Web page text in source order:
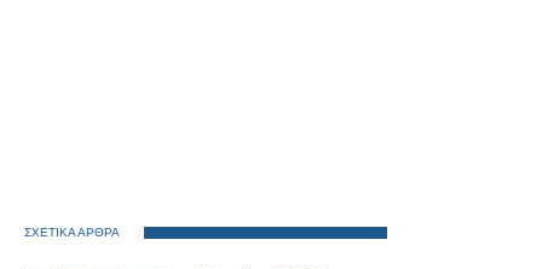
ΣΧΕΤΙΚΑ ΑΡΘΡΑ